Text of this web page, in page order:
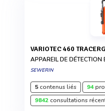
VARIOTEC 460
APPAREIL DE DÉTECTION
SEWERIN
5contenus liés 94
9842consultations